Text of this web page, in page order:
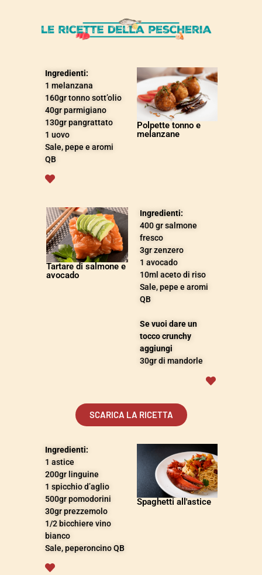
Ingredienti:
1 melanzana
160grtonno sott’olio
40gr parmigiano
130grpangrattato
1 uovo
Sale, pepe e aromi
QB
Polpette tonno e
melanzane
Tartare di salmone e
avocado
Ingredienti:
400 gr salmone
fresco
3gr zenzero
1 avocado
10ml aceto di riso
Sale, pepe e aromi
QB
Se vuoi dare un
tocco crunchy
aggiungi
30gr di mandorle
SCARICA LA RICETTA
Ingredienti:
1 astice
200gr linguine
1 spicchio d’aglio
500gr pomodorini
30gr prezzemolo
1/2 bicchiere vino
bianco
Sale, peperoncino QB
Spaghetti all'astice